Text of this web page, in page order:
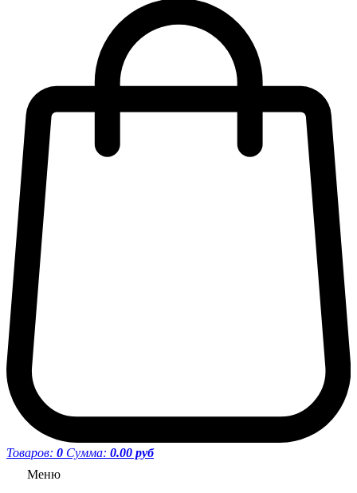
Товаров: 0 Сумма: 0.00 руб
Меню